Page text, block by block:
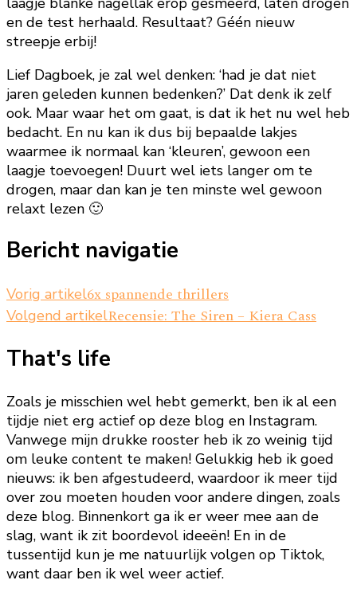
en de test herhaald. Resultaat? Géén nieuw
streepje erbij!
Lief Dagboek, je zal wel denken: ‘had je dat niet
jaren geleden kunnen bedenken?’ Dat denk ik zelf
ook. Maar waar het om gaat, is dat ik het nu wel heb
bedacht. En nu kan ik dus bij bepaalde lakjes
waarmee ik normaal kan ‘kleuren’, gewoon een
laagje toevoegen! Duurt wel iets langer om te
drogen, maar dan kan je ten minste wel gewoon
relaxt lezen 🙂
Bericht navigatie
Vorig artikel6x spannende thrillers
Volgend artikelRecensie: The Siren – Kiera Cass
That's life
Zoals je misschien wel hebt gemerkt, ben ik al een
tijdje niet erg actief op deze blog en Instagram.
Vanwege mijn drukke rooster heb ik zo weinig tijd
om leuke content te maken! Gelukkig heb ik goed
nieuws: ik ben afgestudeerd, waardoor ik meer tijd
over zou moeten houden voor andere dingen, zoals
deze blog. Binnenkort ga ik er weer mee aan de
slag, want ik zit boordevol ideeën! En in de
tussentijd kun je me natuurlijk volgen op Tiktok,
want daar ben ik wel weer actief.